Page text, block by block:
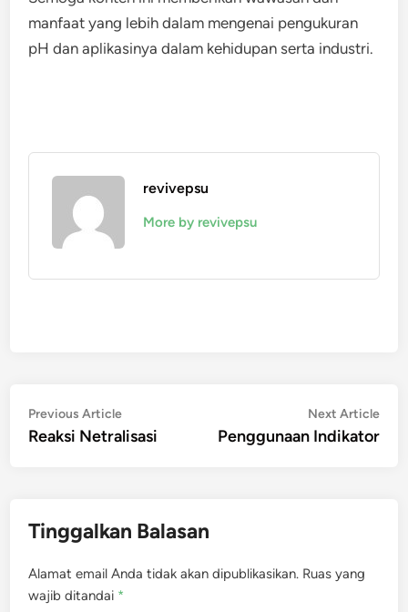
manfaat yang lebih dalam mengenai pengukuran
pH dan aplikasinya dalam kehidupan serta industri.
revivepsu
More by revivepsu
Navigasi
pos
Previous ArticlePrevious
article:
Reaksi Netralisasi
Next Article
Penggunaan Indikator
Tinggalkan Balasan
Alamat email Anda tidak akan dipublikasikan. Ruas yang
wajib ditandai *